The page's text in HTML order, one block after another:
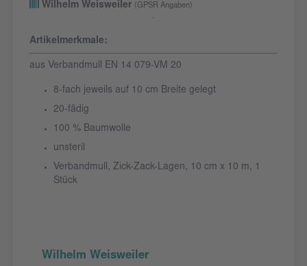
Wilhelm Weisweiler
(GPSR Angaben)
Artikelmerkmale:
aus Verbandmull EN 14 079-VM 20
8-fach jeweils auf 10 cm Breite gelegt
20-fädig
100 % Baumwolle
unsteril
Verbandmull, Zick-Zack-Lagen, 10 cm x 10 m, 1
Stück
Wilhelm Weisweiler